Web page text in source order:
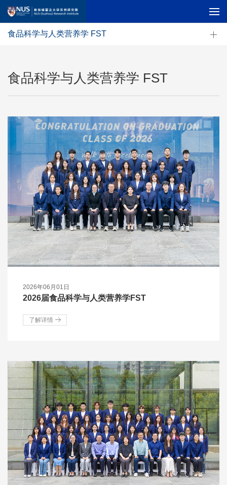
食品科学与人类营养学 FST
食品科学与人类营养学 FST
2026年06月01日
2026届食品科学与人类营养学FST
了解详情